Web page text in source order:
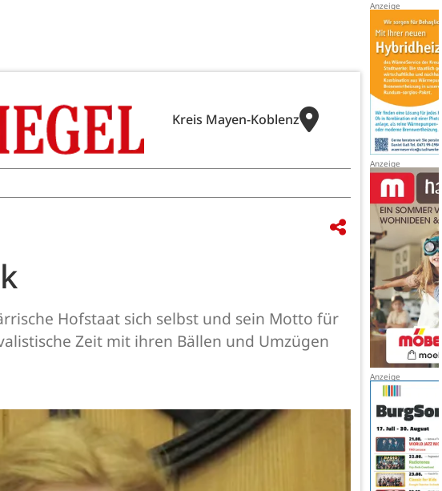
Kreis Mayen-Koblenz
Hofstaat sich selbst und sein Motto für
Zeit mit ihren Bällen und Umzügen